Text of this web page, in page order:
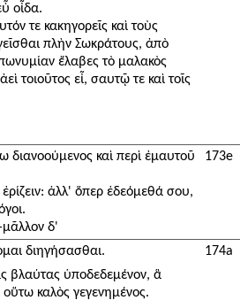
οἶδα.
τε κακηγορεῖς καὶ τοὺς
πλὴν Σωκράτους, ἀπὸ
ἔλαβες τὸ μαλακὸς
τοιοῦτος εἶ, σαυτῷ τε καὶ τοῖς
διανοούμενος καὶ περὶ ἐμαυτοῦ
ἀλλ' ὅπερ ἐδεόμεθά σου,
δ'
διηγήσασθαι.
βλαύτας ὑποδεδεμένον, ἃ
οὕτω καλὸς γεγενημένος.
173e
174a